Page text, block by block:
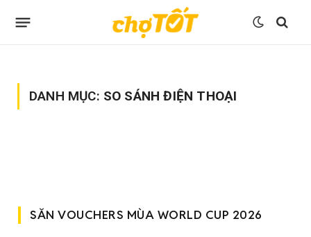
DANH MỤC: SO SÁNH ĐIỆN THOẠI
SĂN VOUCHERS MÙA WORLD CUP 2026